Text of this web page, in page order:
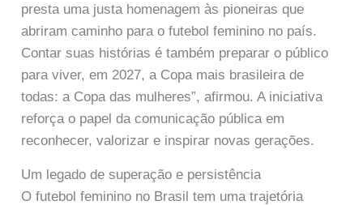
presta uma justa homenagem às pioneiras que
abriram caminho para o futebol feminino no país.
Contar suas histórias é também preparar o público
para viver, em 2027, a Copa mais brasileira de
todas: a Copa das mulheres”, afirmou. A iniciativa
reforça o papel da comunicação pública em
reconhecer, valorizar e inspirar novas gerações.
Um legado de superação e persistência
O futebol feminino no Brasil tem uma trajetória